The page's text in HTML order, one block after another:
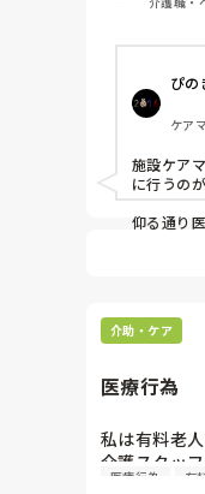
ぴの
ケア
施設ケア
に行うの
仰る通り
う解釈を
らちょっ
ります。
ている介
しれませ
介助・ケア
医療行為
私は有料老
介護スタッ
医療行為 有